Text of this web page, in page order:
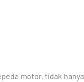
motor, tidak hanya